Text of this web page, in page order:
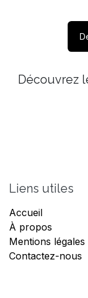
Découvrez
Liens utiles
Accueil
À propos
Mentions légales
Contactez-nous